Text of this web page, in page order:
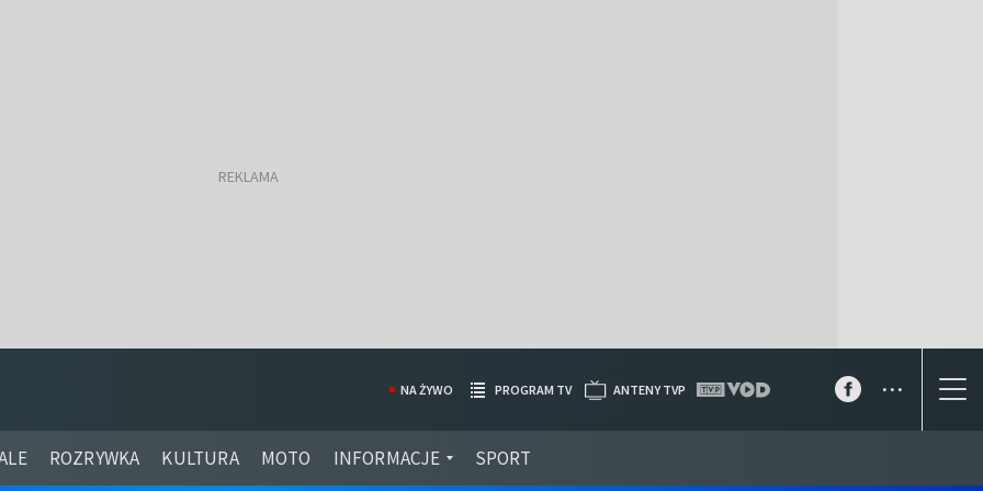
ROZRYWKA KULTURA MOTO INFORMACJE SPORT
NA ŻYWO PROGRAM TV ANTENY TVP ...